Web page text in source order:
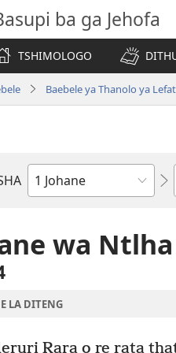
ba ga Jehofa
TSHIMOLOGO
Baebele ya Thanolo ya
Dibuka
wa Ntlha
LA DITENG
Rara o re rata